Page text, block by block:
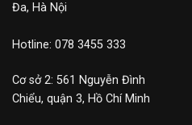
Đa, Hà Nội
Hotline: 078 3455 333
Cơ sở 2: 561 Nguyễn Đình
Chiểu, quận 3, Hồ Chí Minh